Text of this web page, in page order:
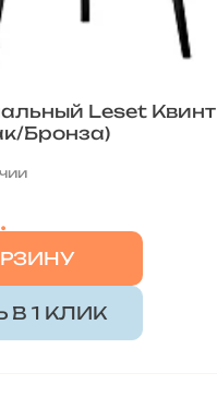
Leset Квинт
Бронза)
В 1 КЛИК